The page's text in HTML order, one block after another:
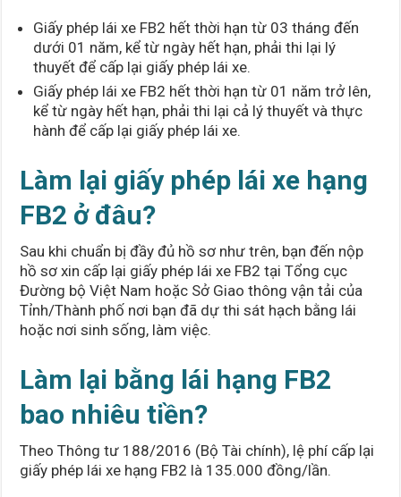
Giấy phép lái xe FB2 hết thời hạn từ 03 tháng đến
dưới 01 năm, kể từ ngày hết hạn, phải thi lại lý
thuyết để cấp lại giấy phép lái xe.
Giấy phép lái xe FB2 hết thời hạn từ 01 năm trở lên,
kể từ ngày hết hạn, phải thi lại cả lý thuyết và thực
hành để cấp lại giấy phép lái xe.
Làm lại giấy phép lái xe hạng
FB2 ở đâu?
Sau khi chuẩn bị đầy đủ hồ sơ như trên, bạn đến nộp
hồ sơ xin cấp lại giấy phép lái xe FB2 tại Tổng cục
Đường bộ Việt Nam hoặc Sở Giao thông vận tải của
Tỉnh/Thành phố nơi bạn đã dự thi sát hạch bằng lái
hoặc nơi sinh sống, làm việc.
Làm lại bằng lái hạng FB2
bao nhiêu tiền?
Theo Thông tư 188/2016 (Bộ Tài chính), lệ phí cấp lại
giấy phép lái xe hạng FB2 là 135.000 đồng/lần.